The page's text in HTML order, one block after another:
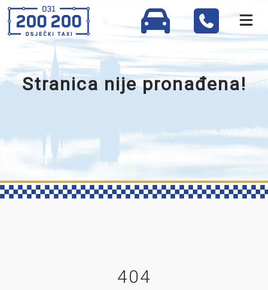
Stranica nije pronađena!
404